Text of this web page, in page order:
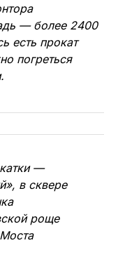
— более 2400
есть прокат
погреться
—
в сквере
роще